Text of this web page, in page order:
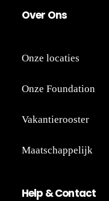
Over Ons
Onze locaties
Onze Foundation
Vakantierooster
Maatschappelijk
Help &Contact